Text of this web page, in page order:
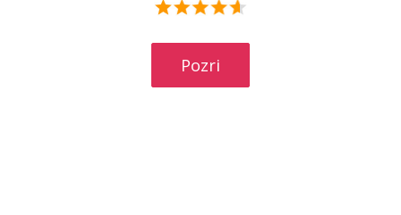
Pozri